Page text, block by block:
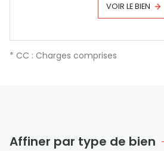
VOIR LE BIEN
* CC : Charges comprises
Affiner par type de bien